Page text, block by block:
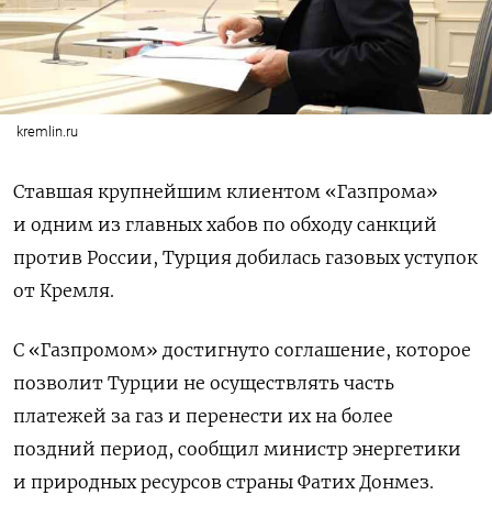
kremlin.ru
Ставшая крупнейшим клиентом «Газпрома»
и одним из главных хабов по обходу санкций
против России, Турция добилась газовых уступок
от Кремля.
С «Газпромом» достигнуто соглашение, которое
позволит Турции не осуществлять часть
платежей за газ и перенести их на более
поздний период, сообщил министр энергетики
и природных ресурсов страны Фатих Донмез.